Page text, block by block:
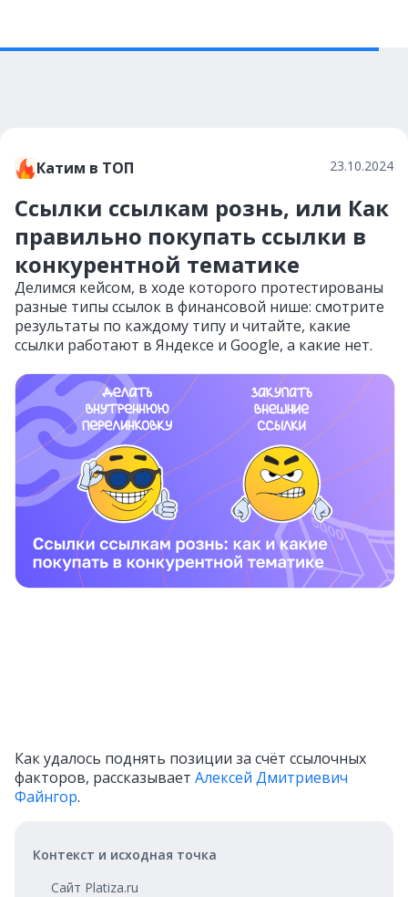
Катим в ТОП 23.10.2024
Ссылки ссылкам рознь, или Как
правильно покупать ссылки в
конкурентной тематике
Делимся кейсом, в ходе которого протестированы
разные типы ссылок в финансовой нише: смотрите
результаты по каждому типу и читайте, какие
ссылки работают в Яндексе и Google, а какие нет.
Как удалось поднять позиции за счёт ссылочных
факторов, рассказывает Алексей Дмитриевич
Файнгор.
Контекст и исходная точка
Сайт Platiza.ru